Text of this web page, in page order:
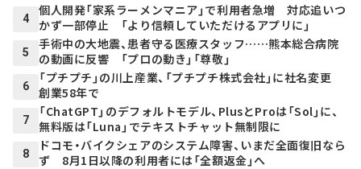
4
個人開発「家系ラーメンマニア」で利用者急増 対応追いつ
かず一部停止 「より信頼していただけるアプリに」
5
手術中の大地震、患者守る医療スタッフ……熊本総合病院
の動画に反響 「プロの動き」「尊敬」
6
「プチプチ」の川上産業、「プチプチ株式会社」に社名変更
創業58年で
7
「ChatGPT」のデフォルトモデル、PlusとProは「Sol」に、
無料版は「Luna」でテキストチャット無制限に
8
ドコモ・バイクシェアのシステム障害、いまだ全面復旧なら
ず 8月1日以降の利用者には「全額返金」へ